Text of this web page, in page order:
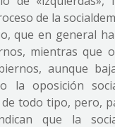
de la
que en general
mientras que
aunque
la oposición
todo tipo, pero,
que la